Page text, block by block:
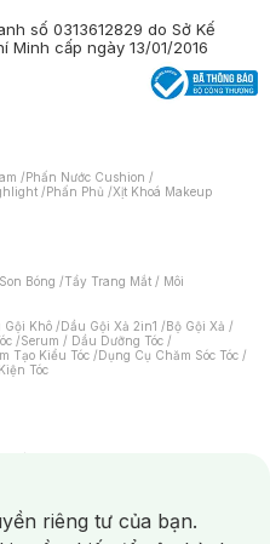
số 0313612829 do Sở Kế
cấp ngày 13/01/2016
/Phấn Nước Cushion /
/Phấn Phủ /Xịt Khoá Makeup
Son Bóng /Tẩy Trang Mắt / Môi
Gội Khô /Dầu Gội Xả 2in1 /Bộ Gội Xả /
/Serum / Dầu Dưỡng Tóc /
Tạo Kiểu Tóc /Dụng Cụ Chăm Sóc Tóc /
Tóc
Nạ Xông Hơi /Nước Rửa Tay/
/Bàn Chải Điện/
riêng tư của bạn.